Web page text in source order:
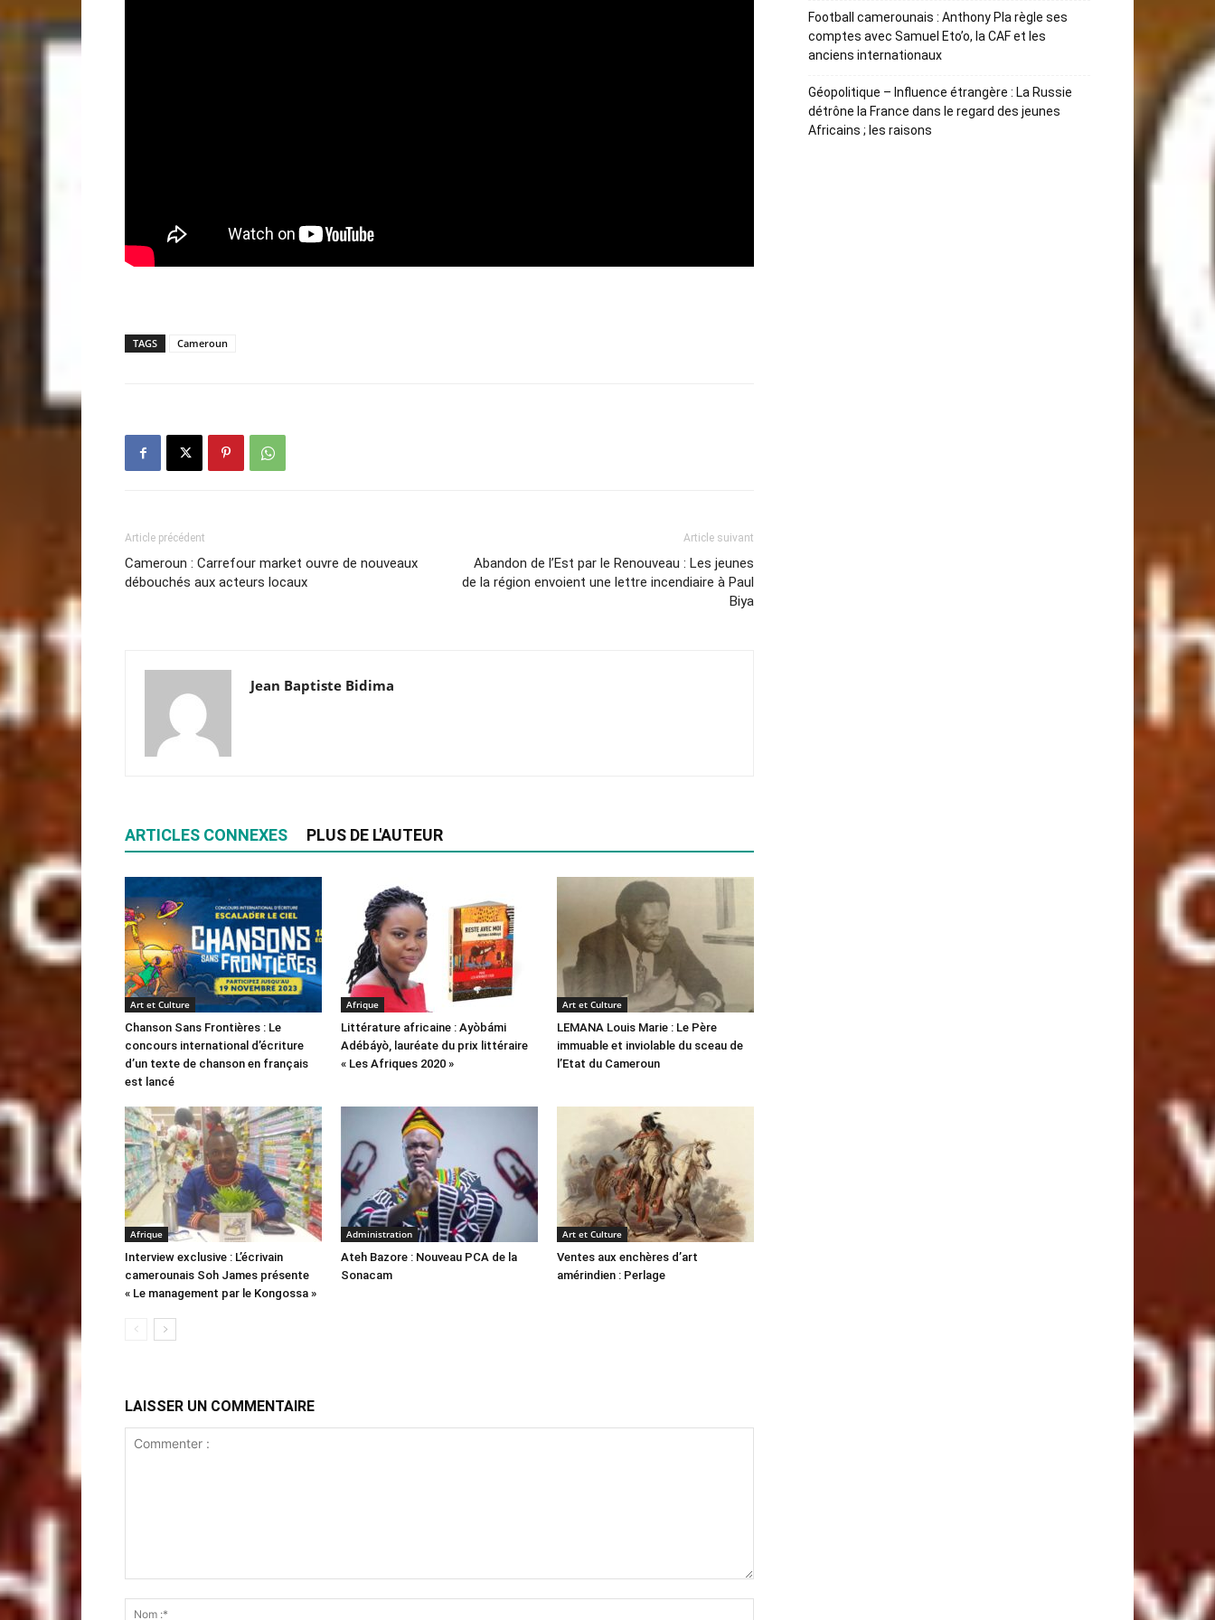
TAGS Cameroun
Article précédent
Cameroun : Carrefour market ouvre de nouveaux
débouchés aux acteurs locaux
Article suivant
Abandon de l’Est par le Renouveau : Les jeunes
de la région envoient une lettre incendiaire à Paul
Biya
Jean Baptiste Bidima
ARTICLES CONNEXES PLUS DE L'AUTEUR
Art et Culture
Chanson Sans Frontières : Le
concours international d’écriture
d’un texte de chanson en français
est lancé
Afrique
Littérature africaine : Ayòbámi
Adébáyò, lauréate du prix littéraire
« Les Afriques 2020 »
Art et Culture
LEMANA Louis Marie : Le Père
immuable et inviolable du sceau de
l’Etat du Cameroun
Afrique
Interview exclusive : L’écrivain
camerounais Soh James présente
« Le management par le Kongossa »
Administration
Ateh Bazore : Nouveau PCA de la
Sonacam
Art et Culture
Ventes aux enchères d’art
amérindien : Perlage
LAISSER UN COMMENTAIRE
Football camerounais : Anthony Pla règle ses
comptes avec Samuel Eto’o, la CAF et les
anciens internationaux
Géopolitique – Influence étrangère : La Russie
détrône la France dans le regard des jeunes
Africains ; les raisons